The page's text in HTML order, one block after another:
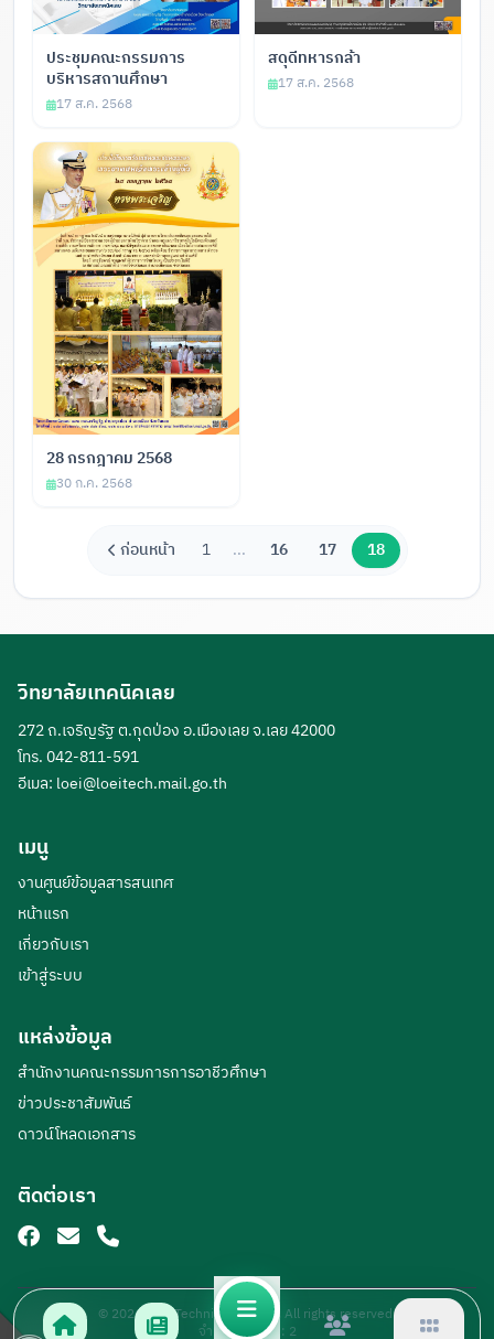
ประชุมคณะกรรมการ
บริหารสถานศึกษา
17 ส.ค. 2568
สดุดีทหารกล้า
17 ส.ค. 2568
28 กรกฎาคม 2568
30 ก.ค. 2568
ก่อนหน้า 1 ... 16 17 18
วิทยาลัยเทคนิคเลย
272 ถ.เจริญรัฐ ต.กุดป่อง อ.เมืองเลย จ.เลย 42000
โทร. 042-811-591
อีเมล: loei@loeitech.mail.go.th
เมนู
งานศูนย์ข้อมูลสารสนเทศ
หน้าแรก
เกี่ยวกับเรา
เข้าสู่ระบบ
แหล่งข้อมูล
สำนักงานคณะกรรมการการอาชีวศึกษา
ข่าวประชาสัมพันธ์
ดาวน์โหลดเอกสาร
ติดต่อเรา
© 2026 Loei Technical College. All rights reserved.
จำนวนผู้เข้าชม : 2